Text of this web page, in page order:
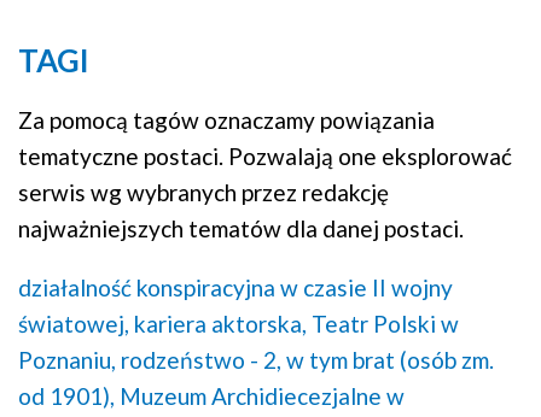
TAGI
Za pomocą tagów oznaczamy powiązania
tematyczne postaci. Pozwalają one eksplorować
serwis wg wybranych przez redakcję
najważniejszych tematów dla danej postaci.
działalność konspiracyjna w czasie II wojny
światowej, kariera aktorska, Teatr Polski w
Poznaniu, rodzeństwo - 2, w tym brat (osób zm.
od 1901), Muzeum Archidiecezjalne w